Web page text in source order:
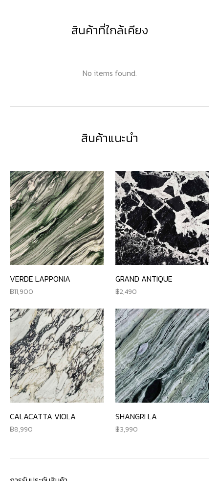
สินค้าที่ใกล้เคียง
No items found.
สินค้าแนะนำ
VERDE LAPPONIA
11,900
GRAND ANTIQUE
2,490
CALACATTA VIOLA
8,990
SHANGRI LA
3,990